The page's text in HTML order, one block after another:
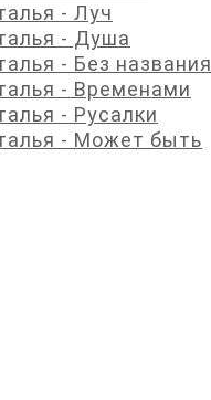
- Луч
- Душа
- Без названия
- Временами
- Русалки
- Может быть